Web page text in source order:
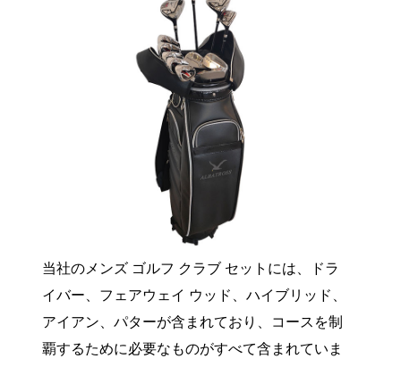
当社のメンズ ゴルフ クラブ セットには、ドラ
イバー、フェアウェイ ウッド、ハイブリッド、
アイアン、パターが含まれており、コースを制
覇するために必要なものがすべて含まれていま